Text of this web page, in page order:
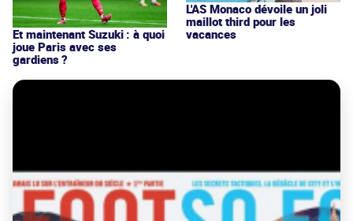
Et maintenant Suzuki : à quoi
joue Paris avec ses
gardiens ?
L'AS Monaco dévoile un joli
maillot third pour les
vacances